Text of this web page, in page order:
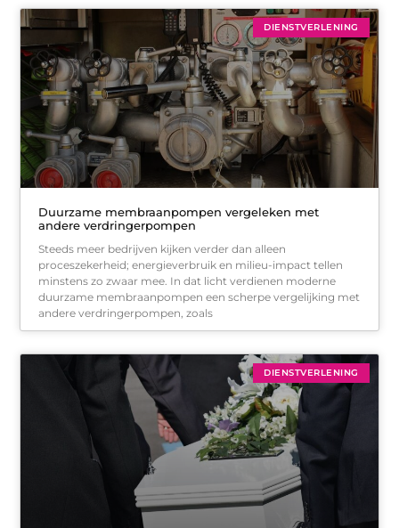
DIENSTVERLENING
Duurzame membraanpompen vergeleken met
andere verdringerpompen
Steeds meer bedrijven kijken verder dan alleen
proceszekerheid; energieverbruik en milieu-impact tellen
minstens zo zwaar mee. In dat licht verdienen moderne
duurzame membraanpompen een scherpe vergelijking met
andere verdringerpompen, zoals
DIENSTVERLENING